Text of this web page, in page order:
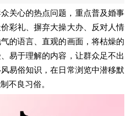
关心的热点问题，重点普及婚事
彩礼、摒弃大操大办、反对人情
的语言、直观的画面，将枯燥的
易于理解的内容，让群众足不出
易俗知识，在日常浏览中潜移默
不良习俗。